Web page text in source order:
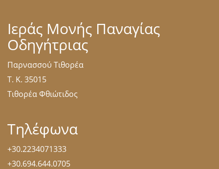
Ιεράς Μονής Παναγίας
Οδηγήτριας
Παρνασσού Τιθορέα
Τ. Κ. 35015
Τιθορέα Φθιώτιδος
Τηλέφωνα
+30.2234071333
+30.694.644.0705